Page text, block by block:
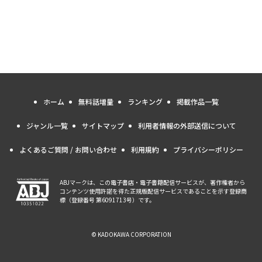
ホーム 無料話増量 ランキング 掲載作品一覧
ジャンル一覧 サイトマップ 利用者情報の外部送信について
よくあるご質問 / お問い合わせ 利用規約 プライバシーポリシー
ABJマークは、この電子書店・電子書籍配信サービスが、著作権者から
コンテンツ使用許諾を得た正規版配信サービスであることを示す登録商
標（登録番号 第6091713号）です。
© KADOKAWA CORPORATION